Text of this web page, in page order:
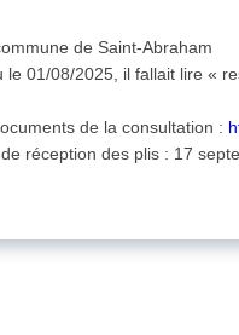
de Saint-Abraham
le 01/08/2025, il fallait lire «
de la consultation :
réception des plis : 17